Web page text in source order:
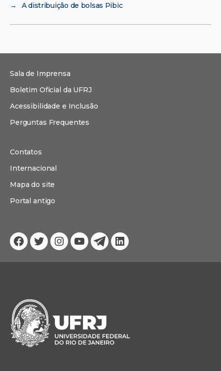
→
A distribuição de bolsas Pibic
Facebook
TwitterInstagram
YouTube
TelegramLinkedin
Sala de Imprensa
Boletim Oficial da UFRJ
Acessibilidade e Inclusão
Perguntas Frequentes
Contatos
Internacional
Mapa do site
Portal antigo